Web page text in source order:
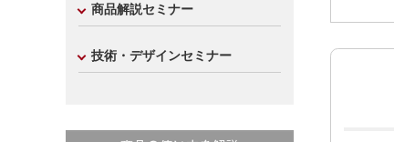
商品解説セミナー
技術・デザインセミナー